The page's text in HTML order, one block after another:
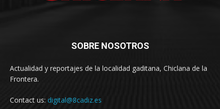
SOBRE NOSOTROS
Actualidad y reportajes de la localidad gaditana, Chiclana de la
Frontera.
Contact us: digital@8cadiz.es